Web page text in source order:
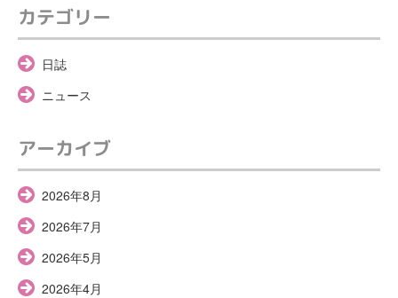
カテゴリー
日誌
ニュース
アーカイブ
2026年8月
2026年7月
2026年5月
2026年4月